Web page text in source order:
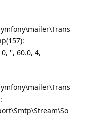
'', 60.0, 4,